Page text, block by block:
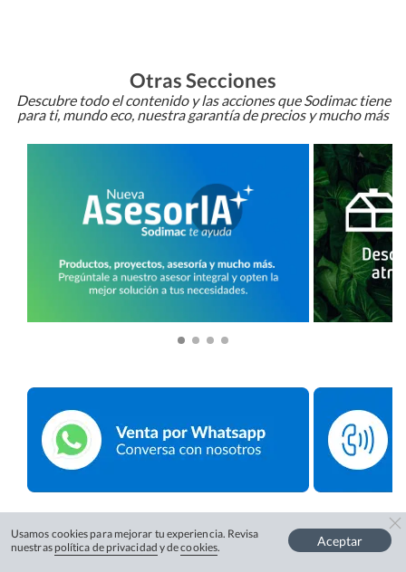
Otras Secciones
Descubre todo el contenido y las acciones que Sodimac tiene
para ti, mundo eco, nuestra garantía de precios y mucho más
Usamos cookies para mejorar tu experiencia. Revisa
nuestras política de privacidad y decookies. Aceptar